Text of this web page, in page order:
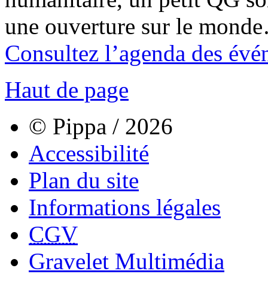
une ouverture sur le
Consultez l’agenda des
Haut de page
© Pippa / 2026
Accessibilité
Plan du site
Informations légales
CGV
Gravelet Multimédia